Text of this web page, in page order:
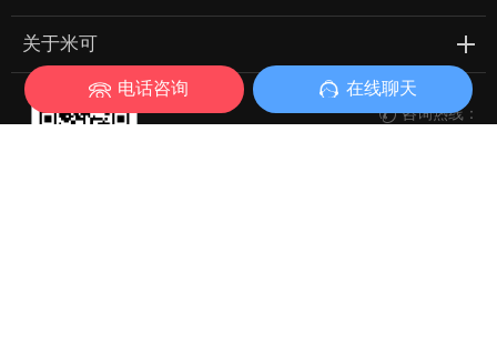
电话咨询 在线聊天
关于米可
 咨询热线：